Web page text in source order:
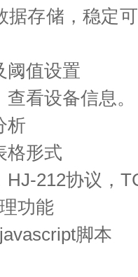
据存储，稳定
阈值设置
看设备信息。
析
格形式
HJ-212协议，
功能
脚本